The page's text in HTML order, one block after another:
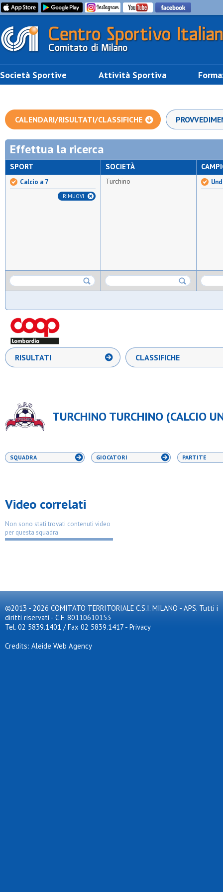
Società Sportive Attività Sportiva
CALENDARI/RISULTATI/CLASSIFICHE
Effettua la ricerca
SPORT
Calcio a 7
RIMUOVI
SOCIETÀ
Turchino
RISULTATI CLASSIFICHE
TURCHINO TURCHINO (CALCIO
SQUADRA GIOCATORI PARTITE
Video correlati
Non sono stati trovati contenuti video
per questa squadra
©2013 - 2026 COMITATO TERRITORIALE C.S.I. MILANO - APS. Tutti i
diritti riservati - C.F. 80110610153
Tel. 02 5839.1401 / Fax 02 5839.1417 - Privacy
Credits: Aleide Web Agency